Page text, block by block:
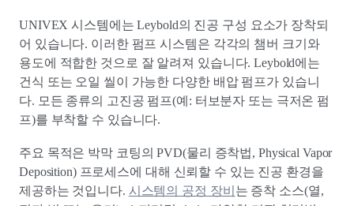
UNIVEX 시스템에는 Leybold의 진공 구성 요소가 장착되
어 있습니다. 이러한 펌프 시스템은 각각의 챔버 크기와
용도에 적합한 것으로 잘 알려져 있습니다. Leybold에는
건식 또는 오일 씰이 가능한 다양한 배압 펌프가 있습니
다. 모든 종류의 고진공 펌프(예: 터보분자 또는 극저온 펌
프)를 부착할 수 있습니다.
주요 목적은 박막 코팅의 PVD(물리 증착법, Physical Vapor
Deposition) 프로세스에 대해 신뢰할 수 있는 진공 환경을
제공하는 것입니다. 시스템의 공정 장비 는 증착 소스(열,